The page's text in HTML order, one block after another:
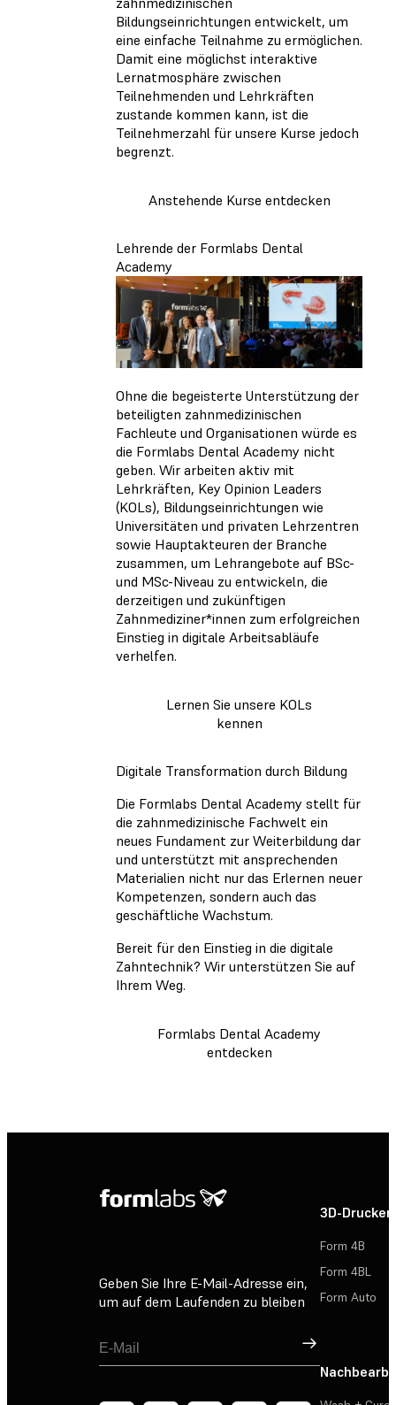
Bildungseinrichtungen entwickelt, um
eine einfache Teilnahme zu ermöglichen.
Damit eine möglichst interaktive
Lernatmosphäre zwischen
Teilnehmenden und Lehrkräften
zustande kommen kann, ist die
Teilnehmerzahl für unsere Kurse jedoch
begrenzt.
Anstehende Kurse entdecken
Lehrende der Formlabs Dental
Academy
Ohne die begeisterte Unterstützung der
beteiligten zahnmedizinischen
Fachleute und Organisationen würde es
die Formlabs Dental Academy nicht
geben. Wir arbeiten aktiv mit
Lehrkräften, Key Opinion Leaders
(KOLs), Bildungseinrichtungen wie
Universitäten und privaten Lehrzentren
sowie Hauptakteuren der Branche
zusammen, um Lehrangebote auf BSc-
und MSc-Niveau zu entwickeln, die
derzeitigen und zukünftigen
Zahnmediziner*innen zum erfolgreichen
Einstieg in digitale Arbeitsabläufe
verhelfen.
Lernen Sie unsere KOLs
kennen
Digitale Transformation durch Bildung
Die Formlabs Dental Academy stellt für
die zahnmedizinische Fachwelt ein
neues Fundament zur Weiterbildung dar
und unterstützt mit ansprechenden
Materialien nicht nur das Erlernen neuer
Kompetenzen, sondern auch das
geschäftliche Wachstum.
Bereit für den Einstieg in die digitale
Zahntechnik? Wir unterstützen Sie auf
Ihrem Weg.
Formlabs Dental Academy
entdecken
Geben Sie Ihre E-Mail-Adresse ein,
um auf dem Laufenden zu bleiben
Registrieren
3D-Drucker
Form 4B
Form 4BL
Form Auto